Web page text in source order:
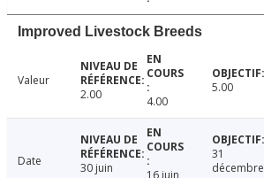
Improved Livestock Breeds
Valeur
2.00
4.00
5.00
Date
30 juin
31
décembre